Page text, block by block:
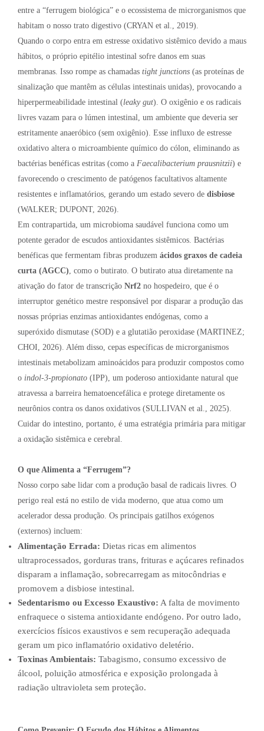
entre a “ferrugem biológica” e o ecossistema de microrganismos que
habitam o nosso trato digestivo (CRYAN et al., 2019).
Quando o corpo entra em estresse oxidativo sistêmico devido a maus
hábitos, o próprio epitélio intestinal sofre danos em suas
membranas. Isso rompe as chamadas tight junctions (as proteínas de
sinalização que mantêm as células intestinais unidas), provocando a
hiperpermeabilidade intestinal (leaky gut). O oxigênio e os radicais
livres vazam para o lúmen intestinal, um ambiente que deveria ser
estritamente anaeróbico (sem oxigênio). Esse influxo de estresse
oxidativo altera o microambiente químico do cólon, eliminando as
bactérias benéficas estritas (como a Faecalibacterium prausnitzii) e
favorecendo o crescimento de patógenos facultativos altamente
resistentes e inflamatórios, gerando um estado severo de disbiose
(WALKER; DUPONT, 2026).
Em contrapartida, um microbioma saudável funciona como um
potente gerador de escudos antioxidantes sistêmicos. Bactérias
benéficas que fermentam fibras produzem ácidos graxos de cadeia
curta (AGCC) , como o butirato. O butirato atua diretamente na
ativação do fator de transcrição Nrf2 no hospedeiro, que é o
interruptor genético mestre responsável por disparar a produção das
nossas próprias enzimas antioxidantes endógenas, como a
superóxido dismutase (SOD) e a glutatião peroxidase (MARTINEZ;
CHOI, 2026). Além disso, cepas específicas de microrganismos
intestinais metabolizam aminoácidos para produzir compostos como
o indol-3-propionato (IPP), um poderoso antioxidante natural que
atravessa a barreira hematoencefálica e protege diretamente os
neurônios contra os danos oxidativos (SULLIVAN et al., 2025).
Cuidar do intestino, portanto, é uma estratégia primária para mitigar
a oxidação sistêmica e cerebral.
O que Alimenta a “Ferrugem”?
Nosso corpo sabe lidar com a produção basal de radicais livres. O
perigo real está no estilo de vida moderno, que atua como um
acelerador dessa produção. Os principais gatilhos exógenos
(externos) incluem:
Alimentação Errada: Dietas ricas em alimentos
ultraprocessados, gorduras trans, frituras e açúcares refinados
disparam a inflamação, sobrecarregam as mitocôndrias e
promovem a disbiose intestinal.
Sedentarismo ou Excesso Exaustivo: A falta de movimento
enfraquece o sistema antioxidante endógeno. Por outro lado,
exercícios físicos exaustivos e sem recuperação adequada
geram um pico inflamatório oxidativo deletério.
Toxinas Ambientais: Tabagismo, consumo excessivo de
álcool, poluição atmosférica e exposição prolongada à
radiação ultravioleta sem proteção.